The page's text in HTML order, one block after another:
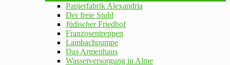
Papierfabrik Alexandria
Der freie Stuhl
Jüdischer Friedhof
Franzosentreppen
Lambachpumpe
Das Armenhaus
Wasserversorgung in Alme